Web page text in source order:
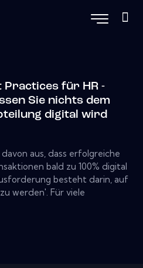
Practices für HR -
Sie nichts dem
digital wird
aus, dass erfolgreiche
bald zu 100% digital
besteht darin, auf
werden'. Für viele